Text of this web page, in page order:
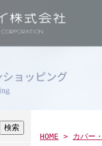
HOME > カバー